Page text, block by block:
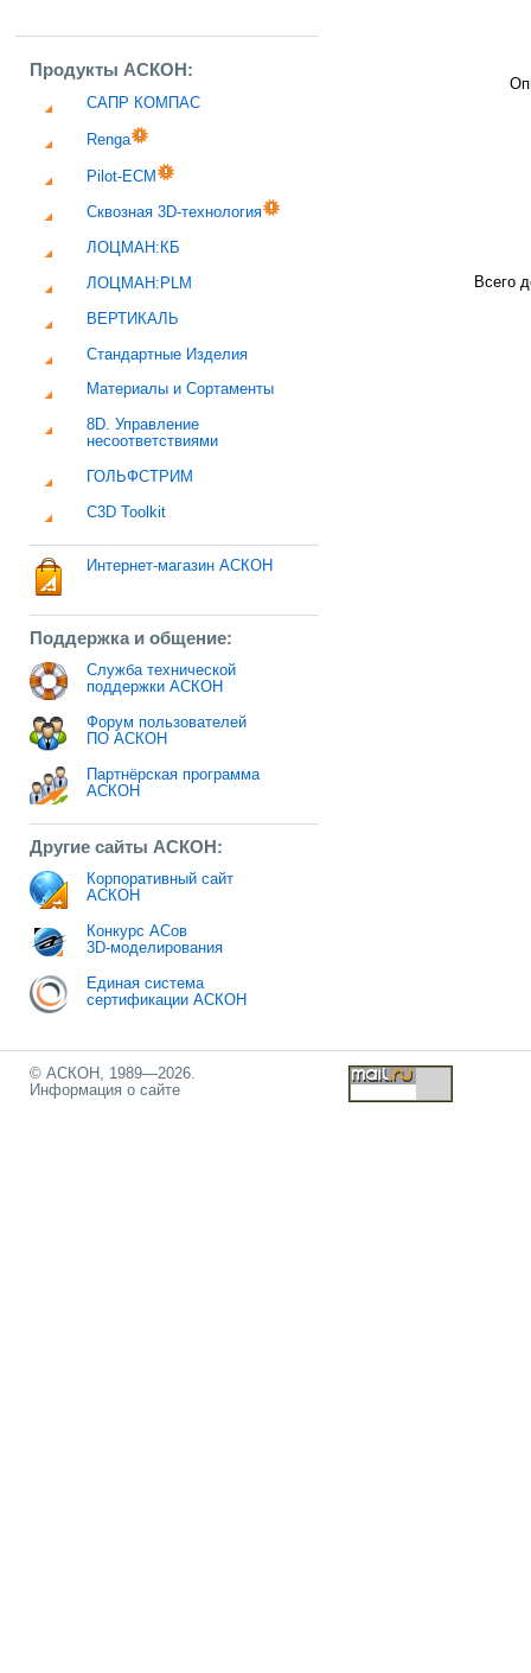
Продукты АСКОН:
САПР КОМПАС
Renga
Pilot-ECM
Сквозная 3D-технология
ЛОЦМАН:КБ
ЛОЦМАН:PLM
ВЕРТИКАЛЬ
Стандартные Изделия
Материалы и Сортаменты
8D. Управление
несоответствиями
ГОЛЬФСТРИМ
C3D Toolkit
Интернет-магазин АСКОН
Поддержка и общение:
Служба технической
поддержки АСКОН
Форум пользователей
ПО АСКОН
Партнёрская программа
АСКОН
Другие сайты АСКОН:
Корпоративный сайт
АСКОН
Конкурс АСов
3D-моделирования
Единая система
сертификации АСКОН
Всего
© АСКОН, 1989—2026.
Информация о сайте